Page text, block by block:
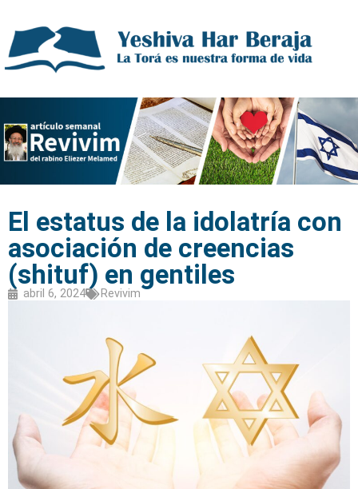
El estatus de la idolatría con
asociación de creencias
(shituf) en gentiles
abril 6, 2024 Revivim